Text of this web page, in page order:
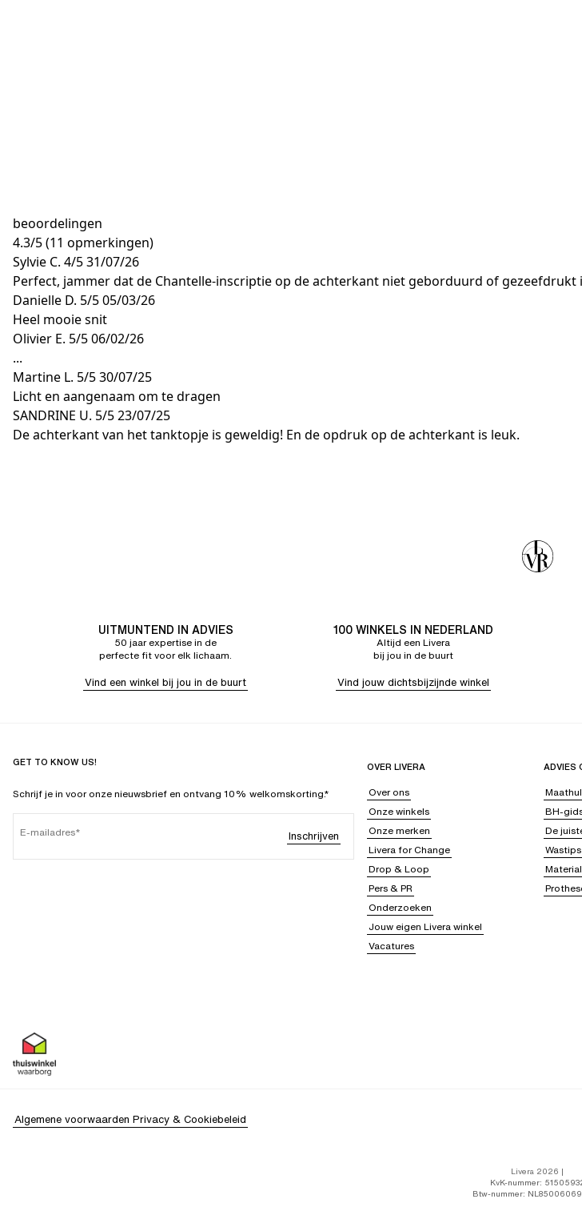
beoordelingen
4.3/5(11 opmerkingen)
Sylvie C. 4/531/07/26
Perfect, jammer dat de Chantelle-inscriptie op de achterkant niet geborduurd of
Danielle D. 5/505/03/26
Heel mooie snit
Olivier E. 5/506/02/26
...
Martine L. 5/530/07/25
Licht en aangenaam om te dragen
SANDRINE U. 5/523/07/25
De achterkant van het tanktopje is geweldig! En de opdruk op de achterkant is leuk.
UITMUNTEND IN ADVIES
50 jaar expertise in de
perfecte fit voor elk lichaam.
Vind een winkel bij jou in de buurt
100 WINKELS IN NEDERLAND
Altijd een Livera
bij jou in de buurt
Vind jouw dichtsbijzijnde winkel
GET TO KNOW US!
Schrijf je in voor onze nieuwsbrief en ontvang 10% welkomskorting.*
E-mailadres Inschrijven
OVER LIVERA
Over ons
Onze winkels
Onze merken
Livera for Change
Drop & Loop
Pers & PR
Onderzoeken
Jouw eigen Livera winkel
Vacatures
ADVIES
BH-
De
Wastips
Algemene voorwaarden Privacy & Cookiebeleid
Livera 2026 |
KvK-nummer:
Btw-nummer: